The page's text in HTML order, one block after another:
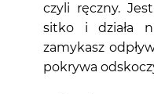
czyli ręczny.
sitko i działa
zamykasz
pokrywa